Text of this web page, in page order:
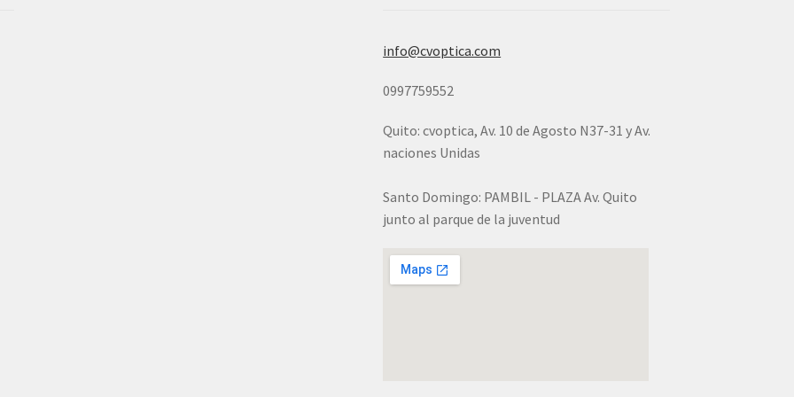
info@cvoptica.com
0997759552
Quito: cvoptica, Av. 10 de Agosto N37-31 y Av.
naciones Unidas
Santo Domingo: PAMBIL - PLAZA Av. Quito
junto al parque de la juventud